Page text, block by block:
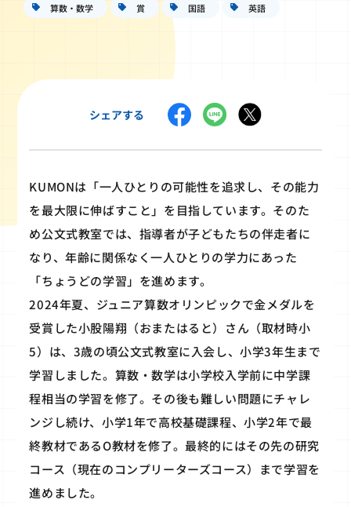
算数・数学 賞 国語 英語
シェアする
KUMONは「一人ひとりの可能性を追求し、その能力
を最大限に伸ばすこと」を目指しています。そのた
め公文式教室では、指導者が子どもたちの伴走者に
なり、年齢に関係なく一人ひとりの学力にあった
「ちょうどの学習」を進めます。
2024年夏、ジュニア算数オリンピックで金メダルを
受賞した小股陽翔（おまたはると）さん（取材時小
5）は、3歳の頃公文式教室に入会し、小学3年生まで
学習しました。算数・数学は小学校入学前に中学課
程相当の学習を修了。その後も難しい問題にチャレ
ンジし続け、小学1年で高校基礎課程、小学2年で最
終教材であるO教材を修了。最終的にはその先の研究
コース（現在のコンプリーターズコース）まで学習を
進めました。